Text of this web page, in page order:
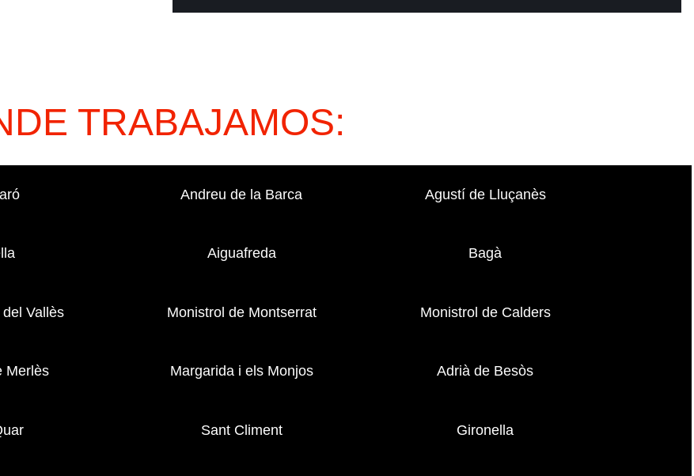
TRABAJAMOS:
Andreu de la Barca Agustí de Lluçanès
Aiguafreda Bagà
Vallès Monistrol de Montserrat Monistrol de Calders
Merlès Margarida i els Monjos Adrià de Besòs
Sant Climent Gironella